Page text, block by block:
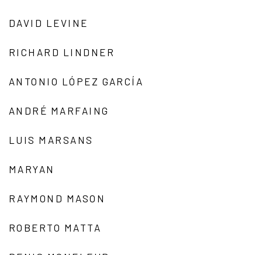
DAVID LEVINE
RICHARD LINDNER
ANTONIO LÓPEZ GARCÍA
ANDRÉ MARFAING
LUIS MARSANS
MARYAN
RAYMOND MASON
ROBERTO MATTA